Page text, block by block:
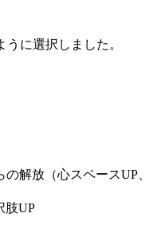
に選択しました。
解放（心スペースUP、
肢UP